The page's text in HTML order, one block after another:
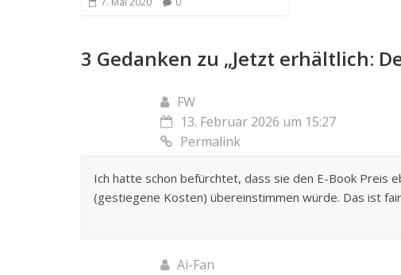
3 Gedanken zu „Jetzt erhältlich:
FW
13. Februar 2026 um 15:27
Permalink
Ich hatte schon befürchtet, dass sie den E-Book Preis
(gestiegene Kosten) übereinstimmen würde. Das ist
Ai-Fan